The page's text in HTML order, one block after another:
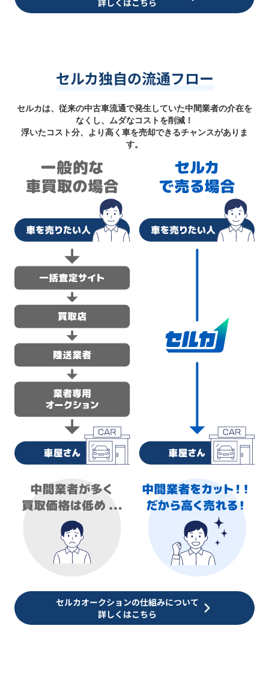
セルカ独自の流通フロー
セルカは、従来の中古車流通で発生していた中間業者の介在を
なくし、ムダなコストを削減！
浮いたコスト分、より高く車を売却できるチャンスがありま
す。
セルカオークションの仕組みについて
詳しくはこちら